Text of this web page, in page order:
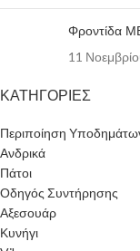
Φροντίδα
11
ΚΑΤΗΓΟΡΙΕΣ
Περιποίηση
Ανδρικά
Πάτοι
Οδηγός Συντήρησης
Αξεσουάρ
Κυνήγι